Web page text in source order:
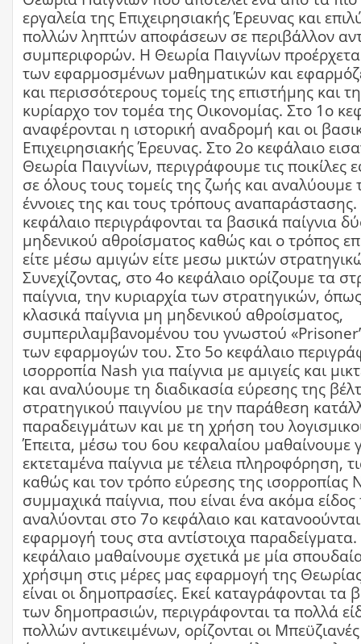
εργαλεία της Επιχειρησιακής Έρευνας και
πολλών ληπτών αποφάσεων σε περιβάλλον
συμπεριφορών. Η Θεωρία Παιγνίων
των εφαρμοσμένων μαθηματικών και
και περισσότερους τομείς της επιστήμης και
κυρίαρχο τον τομέα της Οικονομίας. Στο 1ο
αναφέρονται η ιστορική αναδρομή και οι
Επιχειρησιακής Έρευνας. Στο 2ο κεφάλαιο
Θεωρία Παιγνίων, περιγράφουμε τις ποικίλες
σε όλους τους τομείς της ζωής και αναλύουμε
έννοιες της και τους τρόπους
κεφάλαιο περιγράφονται τα βασικά παίγνια
μηδενικού αθροίσματος καθώς και ο τρόπος
είτε μέσω αμιγών είτε μεσω μικτών
Συνεχίζοντας, στο 4ο κεφάλαιο ορίζουμε τα
παίγνια, την κυριαρχία των στρατηγικών,
κλασικά παίγνια μη μηδενικού αθροίσματος,
συμπεριλαμβανομένου του γνωστού
των εφαρμογών του. Στο 5ο κεφάλαιο
ισορροπία Nash για παίγνια με αμιγείς και
και αναλύουμε τη διαδικασία εύρεσης της
στρατηγικού παιγνίου με την παράθεση
παραδειγμάτων και με τη χρήση του
Έπειτα, μέσω του 6ου κεφαλαίου μαθαίνουμε
εκτεταμένα παίγνια με τέλεια πληροφόρηση,
καθώς και τον τρόπο εύρεσης της ισορροπίας
συμμαχικά παίγνια, που είναι ένα ακόμα είδος
αναλύονται στο 7ο κεφάλαιο και
εφαρμογή τους στα αντίστοιχα
κεφάλαιο μαθαίνουμε σχετικά με μία
χρήσιμη στις μέρες μας εφαρμογή της
είναι οι δημοπρασίες. Εκεί καταγράφονται τα
των δημοπρασιών, περιγράφονται τα πολλά
πολλών αντικειμένων, ορίζονται οι